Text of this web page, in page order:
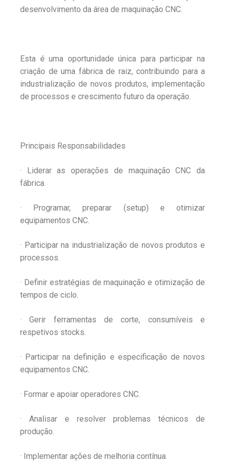
desenvolvimento da área de maquinação CNC.
Esta é uma oportunidade única para participar na
criação de uma fábrica de raiz, contribuindo para a
industrialização de novos produtos, implementação
de processos e crescimento futuro da operação.
Principais Responsabilidades
· Liderar as operações de maquinação CNC da
fábrica.
· Programar, preparar (setup) e otimizar
equipamentos CNC.
· Participar na industrialização de novos produtos e
processos.
· Definir estratégias de maquinação e otimização de
tempos de ciclo.
· Gerir ferramentas de corte, consumíveis e
respetivos stocks.
· Participar na definição e especificação de novos
equipamentos CNC.
· Formar e apoiar operadores CNC.
· Analisar e resolver problemas técnicos de
produção.
· Implementar ações de melhoria contínua.